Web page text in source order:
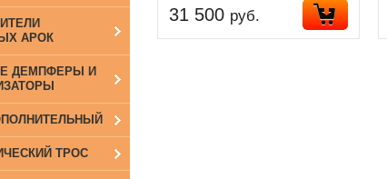
АРОК
ДЕМПФЕРЫ И
ТРОС
31 500 руб.